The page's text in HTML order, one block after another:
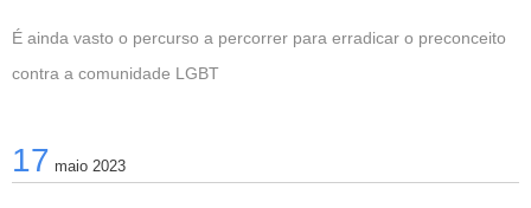
É ainda vasto o percurso a percorrer para erradicar o preconceito
contra a comunidade LGBT
17 maio 2023